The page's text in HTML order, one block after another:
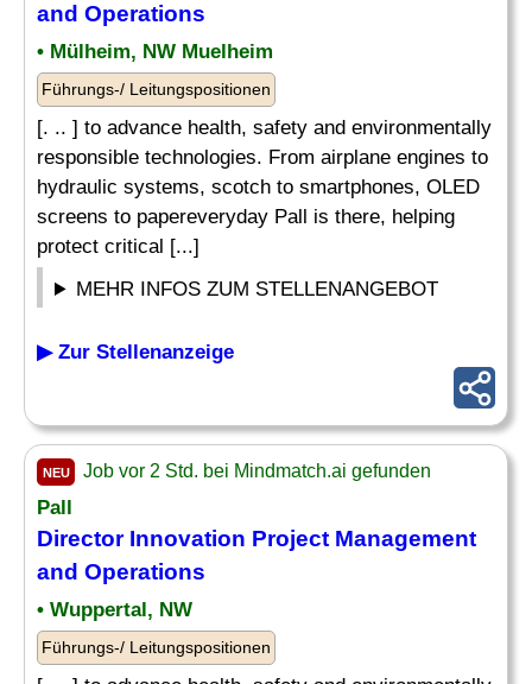
and Operations
• Mülheim, NW Muelheim
Führungs-/ Leitungspositionen
[. .. ] to advance health, safety and environmentally
responsible technologies. From airplane engines to
hydraulic systems, scotch to smartphones, OLED
screens to papereveryday Pall is there, helping
protect critical [...]
MEHR INFOS ZUM STELLENANGEBOT
▶ Zur Stellenanzeige
NEU Job vor 2 Std. bei Mindmatch.ai gefunden
Pall
DirectorInnovation Project Management
and Operations
• Wuppertal, NW
Führungs-/ Leitungspositionen